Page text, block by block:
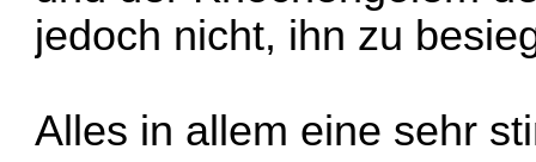
jedoch nicht, ihn zu
Alles in allem eine sehr